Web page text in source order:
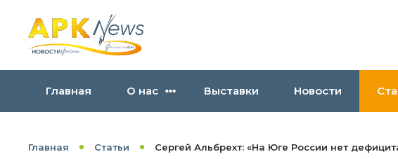
Главная О нас Выставки Новости
Главная Статьи Сергей Альбрехт: «На Юге России нет